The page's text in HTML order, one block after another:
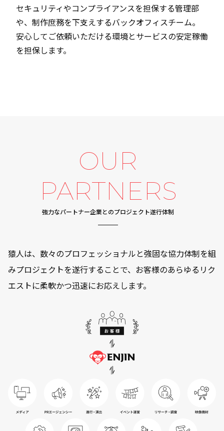
セキュリティやコンプライアンスを担保する管理部
や、制作庶務を下支えするバックオフィスチーム。
安心してご依頼いただける環境とサービスの安定稼働
を担保します。
OUR
PARTNERS
強力なパートナー企業とのプロジェクト遂行体制
猿人は、数々のプロフェッショナルと強固な協力体制を組
みプロジェクトを遂行することで、お客様のあらゆるリク
エストに柔軟かつ迅速にお応えします。